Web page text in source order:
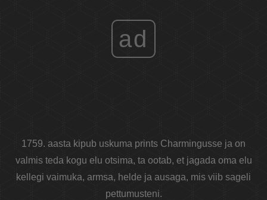
ad
1759. aasta kipub uskuma prints Charmingusse ja on
valmis teda kogu elu otsima, ta ootab, et jagada oma elu
kellegi vaimuka, armsa, helde ja ausaga, mis viib sageli
pettumusteni.